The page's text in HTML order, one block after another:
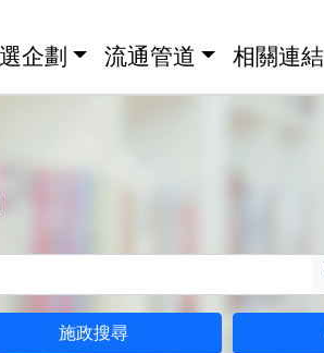
企劃 流通管道 相關連結
施政搜尋